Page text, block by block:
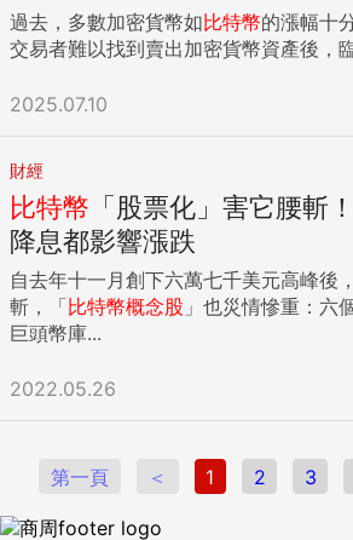
過去，多數加密貨幣如比特幣的漲幅十
交易者難以找到賣出加密貨幣資產後，
2025.07.10
財經
比特幣 「股票化」害它腰斬
降息都影響漲跌
自去年十一月創下六萬七千美元高峰後
斬，「比特幣概念股 」也災情慘重：六
巨頭幣庫...
2022.05.26
第一頁 ＜ 1 2 3